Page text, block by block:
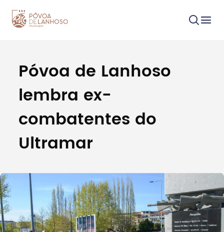
Procurar
Tipo de conteúdo
Filtros
Póvoa de Lanhoso
lembra ex-
combatentes do
Ultramar